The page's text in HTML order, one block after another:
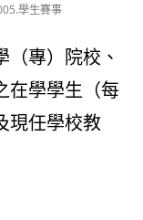
學生賽事
專）院校、
在學學生（每
現任學校教